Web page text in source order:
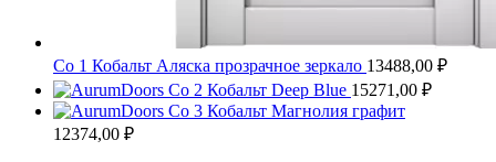
Co 1 Кобальт Аляска прозрачное зеркало 13488,00 ₽
Co 2 Кобальт Deep Blue 15271,00 ₽
Co 3 Кобальт Магнолия графит
12374,00 ₽